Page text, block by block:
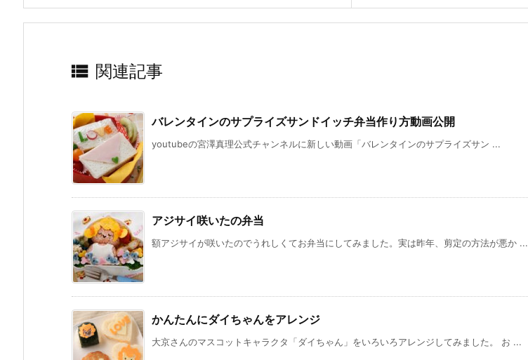
 関連記事
バレンタインのサプライズサンドイッチ弁当作り方動画公開
youtubeの宮澤真理公式チャンネルに新しい動画「バレンタインのサプライズサン ...
アジサイ咲いたの弁当
額アジサイが咲いたのでうれしくてお弁当にしてみました。実は昨年、剪定の方法が悪か ...
かんたんにダイちゃんをアレンジ
大京さんのマスコットキャラクタ「ダイちゃん」をいろいろアレンジしてみました。 お ...